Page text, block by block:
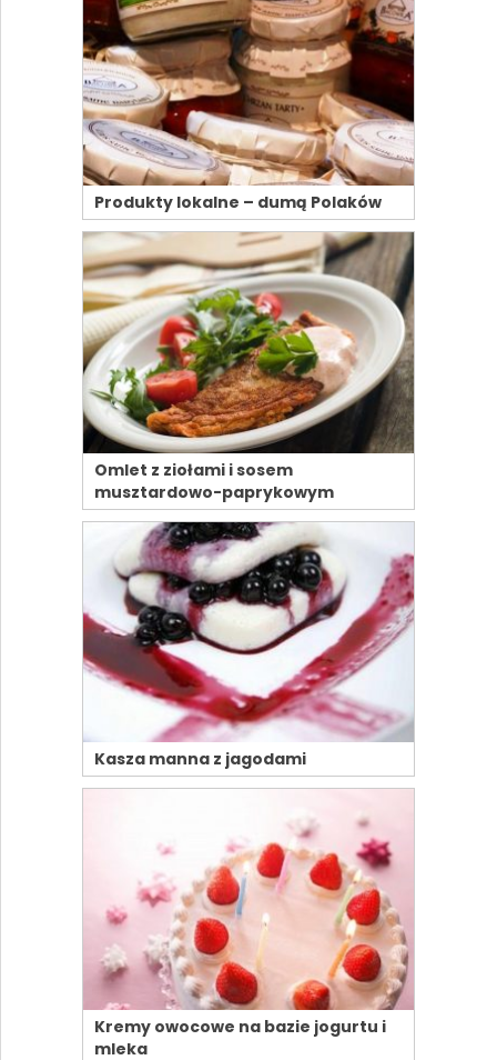
Produkty lokalne – dumą Polaków
Omlet z ziołami i sosem
musztardowo-paprykowym
Kasza manna z jagodami
Kremy owocowe na bazie jogurtu i
mleka